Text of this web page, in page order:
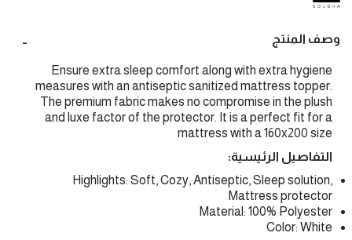
وصف المنتج
Ensure extra sleep comfort along with extra hygiene
measures with an antiseptic sanitized mattress topper.
The premium fabric makes no compromise in the plush
and luxe factor of the protector. It is a perfect fit for a
mattress with a 160x200 size
التفاصيل الرئيسية:
Highlights: Soft, Cozy, Antiseptic, Sleep solution,
Mattress protector
Material: 100% Polyester
Color: White